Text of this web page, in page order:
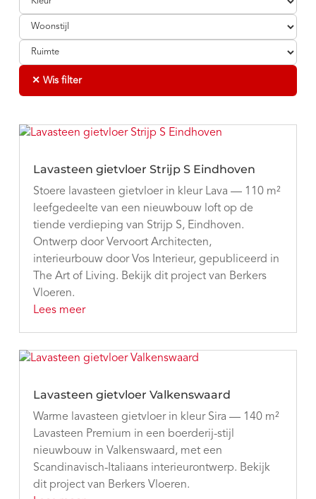
✕ Wis filter
Lavasteen gietvloer Strijp S Eindhoven
Stoere lavasteen gietvloer in kleur Lava — 110 m²
leefgedeelte van een nieuwbouw loft op de
tiende verdieping van Strijp S, Eindhoven.
Ontwerp door Vervoort Architecten,
interieurbouw door Vos Interieur, gepubliceerd in
The Art of Living. Bekijk dit project van Berkers
Vloeren.
Lees meer
Lavasteen gietvloer Valkenswaard
Warme lavasteen gietvloer in kleur Sira — 140 m²
Lavasteen Premium in een boerderij-stijl
nieuwbouw in Valkenswaard, met een
Scandinavisch-Italiaans interieurontwerp. Bekijk
dit project van Berkers Vloeren.